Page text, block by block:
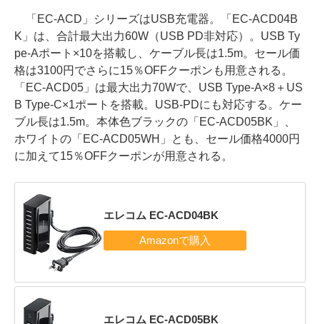
「EC-ACD」シリーズはUSB充電器。「EC-ACD04B
K」は、合計最大出力60W（USB PD非対応）。USB Ty
pe-Aポート×10を搭載し、ケーブル長は1.5m。セール価
格は3100円でさらに15％OFFクーポンも用意される。
「EC-ACD05」は最大出力70Wで、USB Type-A×8＋US
B Type-C×1ポートを搭載。USB-PDにも対応する。ケー
ブル長は1.5m。本体色ブラックの「EC-ACD05BK」、
ホワイトの「EC-ACD05WH」とも、セール価格4000円
に加えて15％OFFクーポンが用意される。
エレコム EC-ACD04BK
エレコム EC-ACD05BK